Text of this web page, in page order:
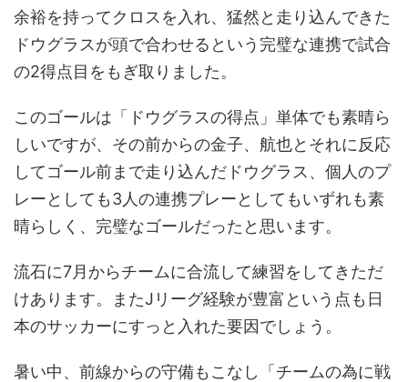
余裕を持ってクロスを入れ、猛然と走り込んできた
ドウグラスが頭で合わせるという完璧な連携で試合
の2得点目をもぎ取りました。
このゴールは「ドウグラスの得点」単体でも素晴ら
しいですが、その前からの金子、航也とそれに反応
してゴール前まで走り込んだドウグラス、個人のプ
レーとしても3人の連携プレーとしてもいずれも素
晴らしく、完璧なゴールだったと思います。
流石に7月からチームに合流して練習をしてきただ
けあります。またJリーグ経験が豊富という点も日
本のサッカーにすっと入れた要因でしょう。
暑い中、前線からの守備もこなし「チームの為に戦